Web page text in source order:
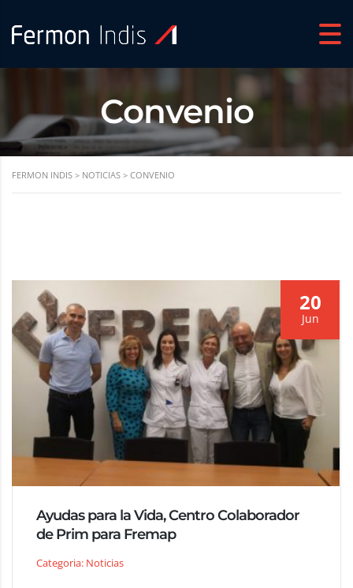
Convenio
FERMON INDIS > NOTICIAS > CONVENIO
20
Jun
Ayudas para la Vida, Centro Colaborador
de Prim para Fremap
Categoria: Noticias